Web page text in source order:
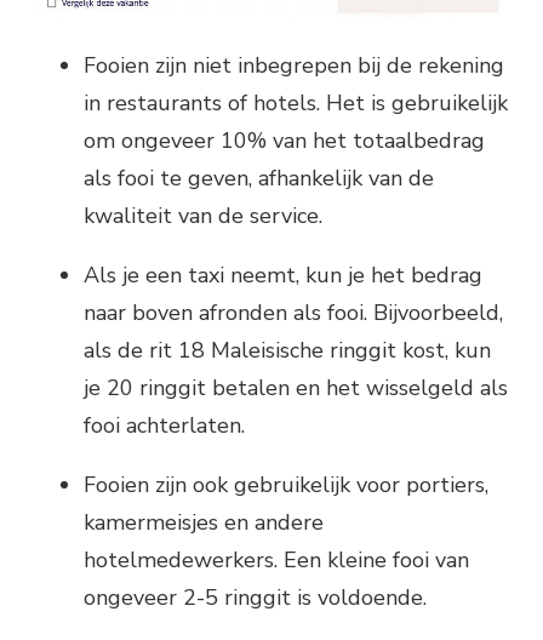
Fooien zijn niet inbegrepen bij de rekening
in restaurants of hotels. Het is gebruikelijk
om ongeveer 10% van het totaalbedrag
als fooi te geven, afhankelijk van de
kwaliteit van de service.
Als je een taxi neemt, kun je het bedrag
naar boven afronden als fooi. Bijvoorbeeld,
als de rit 18 Maleisische ringgit kost, kun
je 20 ringgit betalen en het wisselgeld als
fooi achterlaten.
Fooien zijn ook gebruikelijk voor portiers,
kamermeisjes en andere
hotelmedewerkers. Een kleine fooi van
ongeveer 2-5 ringgit is voldoende.